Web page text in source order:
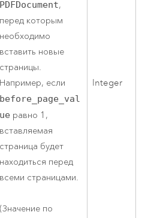
PDFDocument,
перед которым
необходимо
вставить новые
страницы.
Например, если
before_page_val
ue равно 1,
вставляемая
страница будет
находиться перед
всеми страницами.
(Значение по
Integer